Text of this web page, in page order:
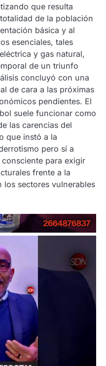
que resulta
de la población
básica y al
esenciales, tales
y gas natural,
de un triunfo
concluyó con una
de cara a las próximas
pendientes. El
suele funcionar como
las carencias del
que instó a la
pero sí a
para exigir
frente a la
los sectores vulnerables